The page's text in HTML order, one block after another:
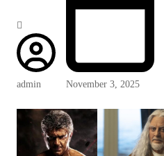
admin November 3, 2025